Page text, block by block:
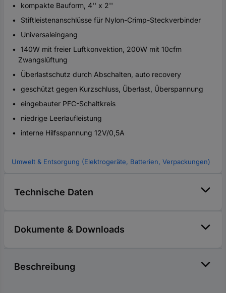
kompakte Bauform, 4'' x 2''
Stiftleistenanschlüsse für Nylon-Crimp-Steckverbinder
Universaleingang
140W mit freier Luftkonvektion, 200W mit 10cfm
Zwangslüftung
Überlastschutz durch Abschalten, auto recovery
geschützt gegen Kurzschluss, Überlast, Überspannung
eingebauter PFC-Schaltkreis
niedrige Leerlaufleistung
interne Hilfsspannung 12V/0,5A
Umwelt & Entsorgung (Elektrogeräte, Batterien, Verpackungen)
Technische Daten
Dokumente & Downloads
Beschreibung